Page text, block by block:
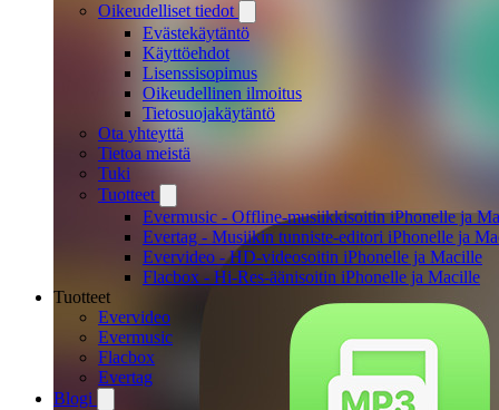
Oikeudelliset tiedot
Evästekäytäntö
Käyttöehdot
Lisenssisopimus
Oikeudellinen ilmoitus
Tietosuojakäytäntö
Ota yhteyttä
Tietoa meistä
Tuki
Tuotteet
Evermusic - Offline-musiikkisoitin iPhonelle ja
Evertag - Musiikin tunniste-editori iPhonelle ja
Evervideo - HD-videosoitin iPhonelle ja Macille
Flacbox - Hi-Res-äänisoitin iPhonelle ja Macille
Tuotteet
Evervideo
Evermusic
Flacbox
Evertag
Blogi